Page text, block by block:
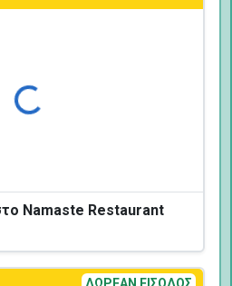
Φόρτωση...
Namaste Restaurant